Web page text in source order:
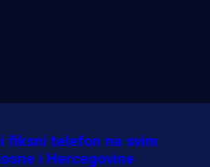
fiksni telefon na svim
i Hercegovine